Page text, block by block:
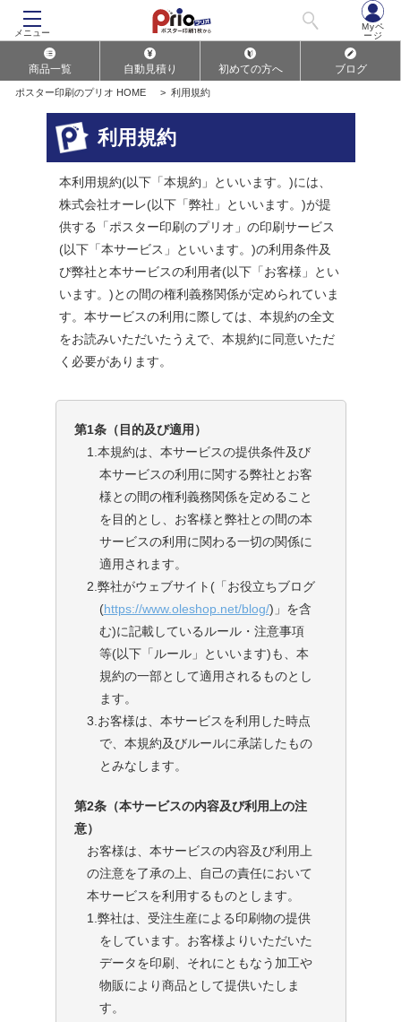
メニュー
Myペ
ージ
商品一覧 自動見積り 初めての方へ ブログ
ポスター印刷のプリオ HOME > 利用規約
利用規約
本利用規約(以下「本規約」といいます。)には、
株式会社オーレ(以下「弊社」といいます。)が提
供する「ポスター印刷のプリオ」の印刷サービス
(以下「本サービス」といいます。)の利用条件及
び弊社と本サービスの利用者(以下「お客様」とい
います。)との間の権利義務関係が定められていま
す。本サービスの利用に際しては、本規約の全文
をお読みいただいたうえで、本規約に同意いただ
く必要があります。
第1条（目的及び適用）
1.本規約は、本サービスの提供条件及び
本サービスの利用に関する弊社とお客
様との間の権利義務関係を定めること
を目的とし、お客様と弊社との間の本
サービスの利用に関わる一切の関係に
適用されます。
2.弊社がウェブサイト(「お役立ちブログ
(https://www.oleshop.net/blog/)」を含
む)に記載しているルール・注意事項
等(以下「ルール」といいます)も、本
規約の一部として適用されるものとし
ます。
3.お客様は、本サービスを利用した時点
で、本規約及びルールに承諾したもの
とみなします。
第2条（本サービスの内容及び利用上の注
意）
お客様は、本サービスの内容及び利用上
の注意を了承の上、自己の責任において
本サービスを利用するものとします。
1.弊社は、受注生産による印刷物の提供
をしています。お客様よりいただいた
データを印刷、それにともなう加工や
物販により商品として提供いたしま
す。